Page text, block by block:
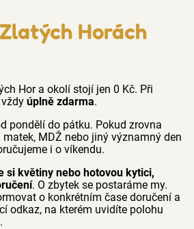
Horách
Hor a okolí stojí jen 0 Kč. Při
úplně zdarma.
pondělí do pátku. Pokud zrovna
MDŽ nebo jiný významný den
i o víkendu.
si květiny nebo hotovou kytici,
. O zbytek se postaráme my.
o konkrétním čase doručení a
odkaz, na kterém uvidíte polohu